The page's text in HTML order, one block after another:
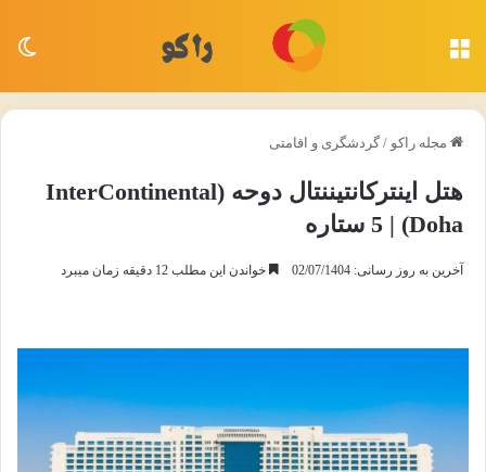
مجله راکو / گردشگری و اقامتی
هتل اینترکانتیننتال دوحه (InterContinental
Doha) | 5 ستاره
آخرین به روز رسانی: 02/07/1404 خواندن این مطلب 12 دقیقه زمان میبرد